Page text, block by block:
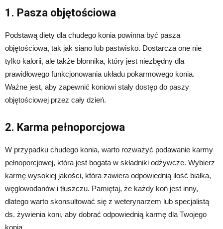
1. Pasza objętościowa
Podstawą diety dla chudego konia powinna być pasza
objętościowa, tak jak siano lub pastwisko. Dostarcza one nie
tylko kalorii, ale także błonnika, który jest niezbędny dla
prawidłowego funkcjonowania układu pokarmowego konia.
Ważne jest, aby zapewnić koniowi stały dostęp do paszy
objętościowej przez cały dzień.
2. Karma pełnoporcjowa
W przypadku chudego konia, warto rozważyć podawanie karmy
pełnoporcjowej, która jest bogata w składniki odżywcze. Wybierz
karmę wysokiej jakości, która zawiera odpowiednią ilość białka,
węglowodanów i tłuszczu. Pamiętaj, że każdy koń jest inny,
dlatego warto skonsultować się z weterynarzem lub specjalistą
ds. żywienia koni, aby dobrać odpowiednią karmę dla Twojego
konia.